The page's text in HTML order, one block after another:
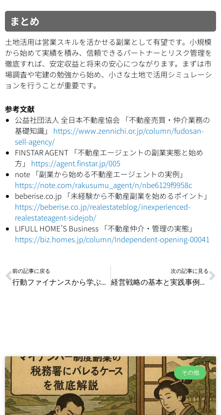
まとめ
土地活用は営業スキルを活かせる副業として有望です。小規模
から始めて実績を積み、信頼できるパートナーとリスク管理を
徹底すれば、安定収益と将来の安心につながります。まずは市
場調査や宅建の勉強から始め、小さな土地で活用シミュレーシ
ョンを行うことが重要です。
参考文献
公益社団法人 全日本不動産協会 「不動産売買・仲介業務の
基礎知識」
https://www.zennichi.or.jp/column/fudosan-
sell-agency/
FINSTAR AGENT 「不動産エージェントの副業実態と始め
方」
https://agent.finstar.jp/005
note 「副業から始める不動産エージェントの実例」
https://note.com/rakusumu_agent/n/nbe6129f9958c
beberise.co.jp 「未経験から不動産副業を始めるポイント」
https://beberise.co.jp/realestateblog/inexperienced-
realestateagent-sidejob/
LIFULL HOME’S Business 「不動産仲介・管理の実態」
https://biz.homes.jp/column/Independent-opening-00041
Prev
前の記事に戻る
行動ファイナンスから学ぶ投資判断の落とし穴
次の記事に見る
経営戦略の基本と実践事例を初心者向けに徹底解説
その他